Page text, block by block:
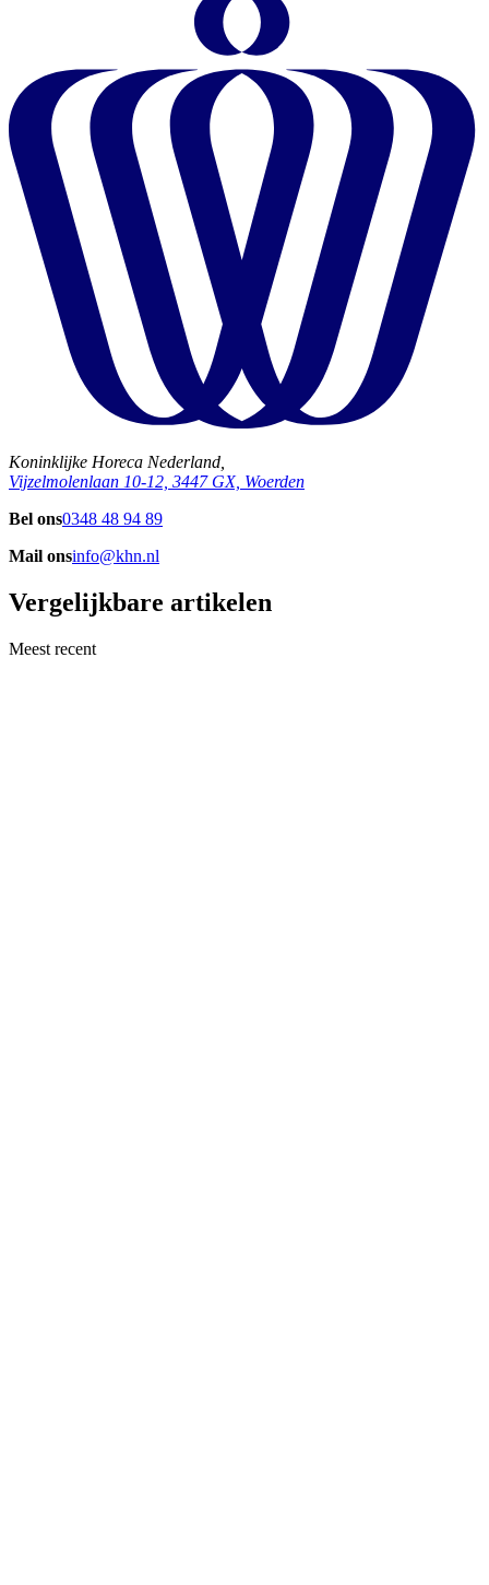
Koninklijke Horeca Nederland,
Vijzelmolenlaan 10-12, 3447 GX, Woerden
Bel ons0348 48 94 89
Mail onsinfo@khn.nl
Vergelijkbare artikelen
Meest recent